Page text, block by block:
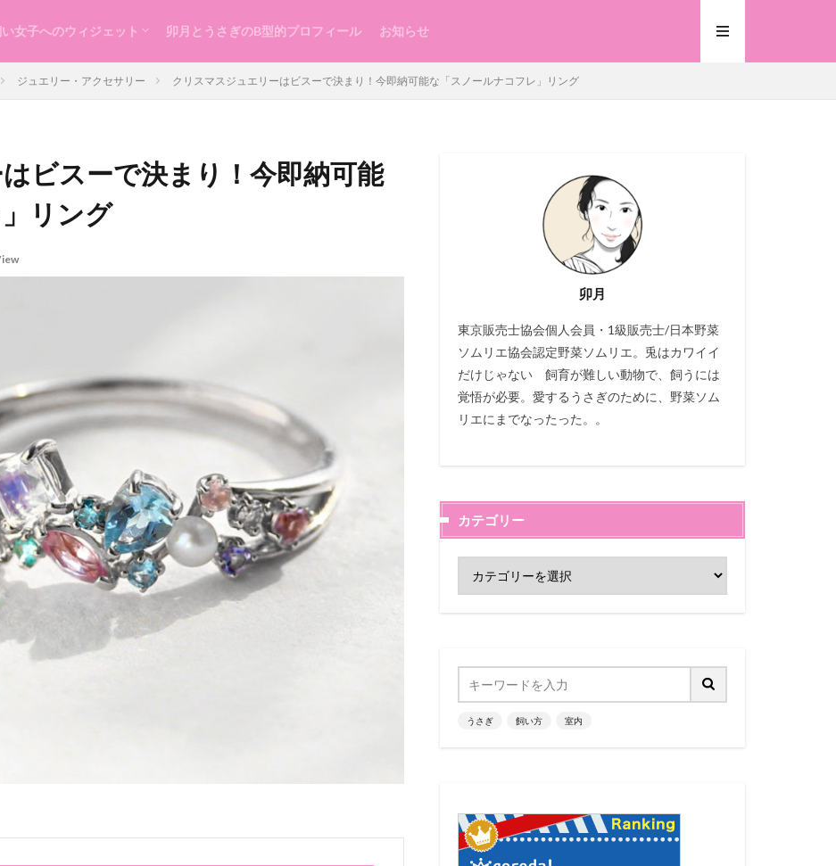
女子へのウィジェット 卯月とうさぎのB型的プロフィール お知らせ
ジュエリー・アクセサリー クリスマスジュエリーはビスーで決まり！今即納可能な「スノールナコフレ」リング
ビスーで決まり！今即納可能
リング
卯月
東京販売士協会個人会員・1級販売士/日本野菜
ソムリエ協会認定野菜ソムリエ。兎はカワイイ
だけじゃない 飼育が難しい動物で、飼うには
覚悟が必要。愛するうさぎのために、野菜ソム
リエにまでなったった。。
カテゴリー
うさぎ 飼い方 室内